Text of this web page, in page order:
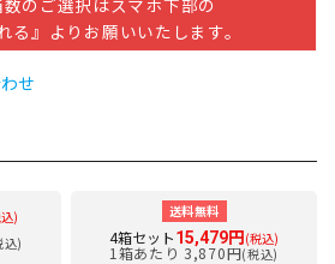
のご選択はスマホ下部の
る』よりお願いいたします。
せ
)
込)
送料無料
4箱セット15,479円 (税込)
1箱あたり 3,870円(税込)